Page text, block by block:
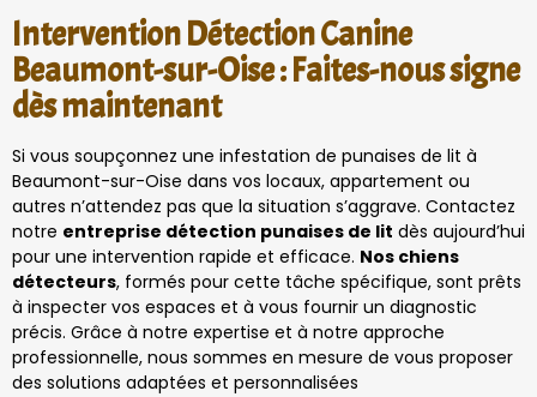
Intervention Détection Canine
Beaumont-sur-Oise : Faites-nous signe
dès maintenant
Si vous soupçonnez une infestation de punaises de lit à
Beaumont-sur-Oise dans vos locaux, appartement ou
autres n’attendez pas que la situation s’aggrave. Contactez
notre entreprise détection punaises de lit dès aujourd’hui
pour une intervention rapide et efficace. Nos chiens
détecteurs, formés pour cette tâche spécifique, sont prêts
à inspecter vos espaces et à vous fournir un diagnostic
précis. Grâce à notre expertise et à notre approche
professionnelle, nous sommes en mesure de vous proposer
des solutions adaptées et personnalisées